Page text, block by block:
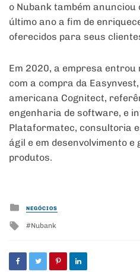
o Nubank também
último ano a fim de
oferecidos para seus
Em 2020, a empresa
com a compra da
americana Cognitect,
engenharia de software, e
Plataformatec, consultoria
ágil e em desenvolvimento e
produtos.
Posted
in
NEGÓCIOS
Tagged
Nubank